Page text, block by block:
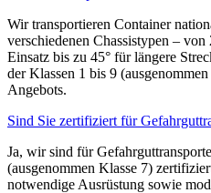
Wir transportieren Container
verschiedenen Chassistypen –
Einsatz bis zu 45° für längere
der Klassen 1 bis 9
Angebots.
Sind Sie zertifiziert für
Ja, wir sind für
(ausgenommen Klasse 7)
notwendige Ausrüstung sowie